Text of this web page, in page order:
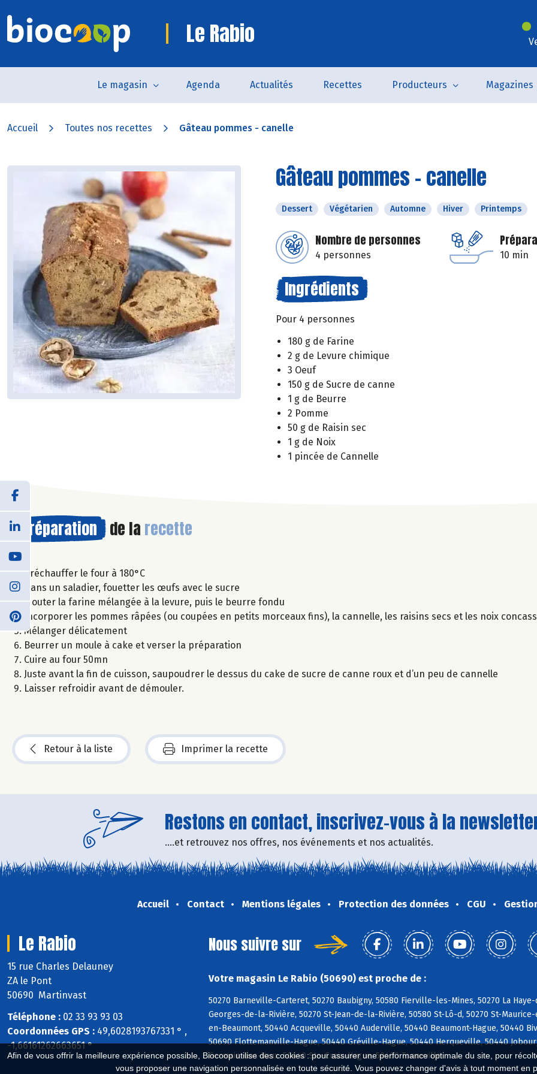
Afin de vous offrir la meilleure expérience possible, Biocoop utilise des cookies : pour assurer une performance optimale du site, pour
vous proposer une navigation personnalisée en toute sécurité. Vous pouvez changer d'avis à tout moment en
Le Rabio
Le magasin Agenda Actualités Recettes Producteurs Magazines
Accueil Toutes nos recettes Gâteau pommes - canelle
Gâteau pommes - canelle
Dessert Végétarien Automne Hiver Printemps
Nombre de personnes
4 personnes 10 min
Ingrédients
Pour 4 personnes
180 g de Farine
2 g de Levure chimique
3 Oeuf
150 g de Sucre de canne
1 g de Beurre
2 Pomme
50 g de Raisin sec
1 g de Noix
1 pincée de Cannelle
Préparation de la recette
Préchauffer le four à 180°C
Dans un saladier, fouetter les œufs avec le sucre
Ajouter la farine mélangée à la levure, puis le beurre fondu
Incorporer les pommes râpées (ou coupées en petits morceaux fins), la cannelle, les raisins secs et les noix
Mélanger délicatement
Beurrer un moule à cake et verser la préparation
Cuire au four 50mn
Juste avant la fin de cuisson, saupoudrer le dessus du cake de sucre de canne roux et d’un peu de cannelle
Laisser refroidir avant de démouler.
Retour à la liste Imprimer la recette
Restons en contact, inscrivez-vous à la
....et retrouvez nos offres, nos événements et nos actualités.
Accueil Contact Mentions légales Protection des données CGU
Le Rabio
15 rue Charles Delauney
ZA le Pont
50690 Martinvast
Téléphone : 02 33 93 93 03
Coordonnées GPS : 49,6028193767331 ° ,
-1,66161262663651 °
Nous suivre sur
Votre magasin Le Rabio (50690) est proche de :
50270 Barneville-Carteret, 50270 Baubigny, 50580 Fierville-les-Mines, 50270 La
Georges-de-la-Rivière, 50270 St-Jean-de-la-Rivière, 50580 St-Lô-d, 50270 St-
en-Beaumont, 50440 Acqueville, 50440 Auderville, 50440 Beaumont-Hague, 50440
50690 Flottemanville-Hague, 50440 Gréville-Hague, 50440 Herqueville, 50440
Germain-des-Vaux, 50440 Ste-Croix-Hague, 50460 Tonneville